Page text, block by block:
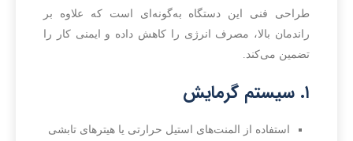
طراحی فنی این دستگاه به‌گونه‌ای است که علاوه بر
راندمان بالا، مصرف انرژی را کاهش داده و ایمنی کار را
تضمین می‌کند.
۱. سیستم گرمایش
استفاده از المنت‌های استیل حرارتی یا هیترهای تابشی